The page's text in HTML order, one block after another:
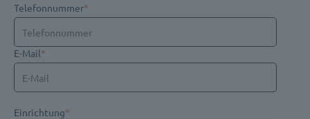
Telefonnummer*
E-Mail*
Einrichtung*